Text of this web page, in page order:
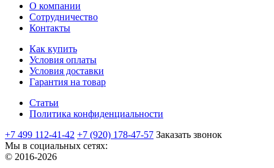
О компании
Сотрудничество
Контакты
Как купить
Условия оплаты
Условия доставки
Гарантия на товар
Статьи
Политика конфиденциальности
+7 499 112-41-42 +7 (920) 178-47-57 Заказать звонок
Мы в социальных сетях:
© 2016-2026